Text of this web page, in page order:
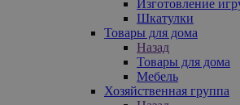
Изготовление
Шкатулки
Товары для дома
Назад
Товары для дома
Мебель
Хозяйственная группа